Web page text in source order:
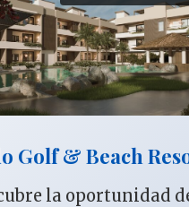
Golf & Beach
la oportunidad